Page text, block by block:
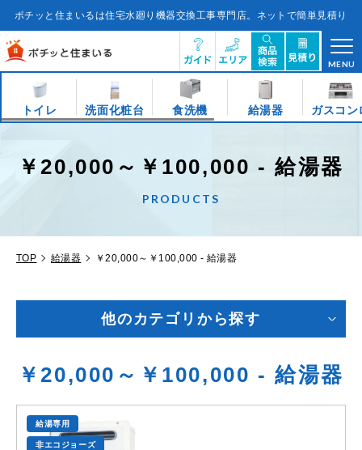
テ
に
ス
キ
プ
ポチッと住まいるは住宅水廻り機器交換工事専門店。ネットで簡単見積り
MENU
トイレ 洗面化粧台 食洗機 給湯器 ガスコン
￥20,000～￥100,000 - 給湯器
PRODUCTS
TOP 給湯器 ￥20,000～￥100,000 - 給湯器
他のカテゴリから探す
￥20,000～￥100,000 - 給湯器
給湯専用
非エコジョーズ